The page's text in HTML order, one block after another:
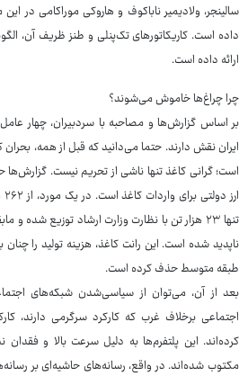
سالینجر، ولادیمیر ناباکوف و هاروکی موراکامی در
داده است. کاریکاتورهای تک‌پنلی و طنز ظریف آن،
ارائه داده است.
چرا چراغ‌ها خاموش می‌شوند؟
بر اساس گزارش‌ها و مصاحبه با سردبیران، چهار
ایران نقش دارند. حتما می‌دانید که قبل از همه،
است؛ گرانی کاغذ تنها ناشی از تحریم نیست.
ناپدید شده است. این رانت کاغذ، هزینه تولید را چنان
طبقه متوسط حذف کرده است.
بعد از آن، می‌توان از سیاسی‌شدن شبکه‌های
اجتماعی برخلاف غرب که کارکرد سرگرمی دارند،
کرده‌اند. این پلتفرم‌ها به دلیل سرعت بالا و
مکتوب شده‌اند. در واقع، رسانه‌های حاشیه‌ای بر